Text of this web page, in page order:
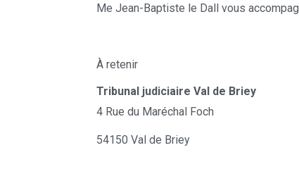
Me Jean-Baptiste le Dall vous
À retenir
Tribunal judiciaire Val de Briey
4 Rue du Maréchal Foch
54150 Val de Briey